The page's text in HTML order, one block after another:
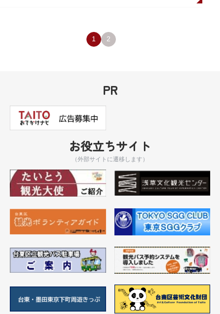
1 2
PR
お役立ちサイト
（外部サイトに遷移します）